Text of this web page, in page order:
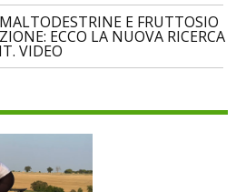
E FRUTTOSIO
ECCO LA NUOVA RICERCA
VIDEO